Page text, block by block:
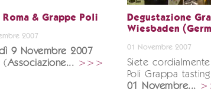
Roma & Grappe Poli
2007
9 Novembre 2007
(Associazione... >>>
Degustazione
Wiesbaden
01 Novembre 2007
Siete
Poli Grappa
01 Novembre...